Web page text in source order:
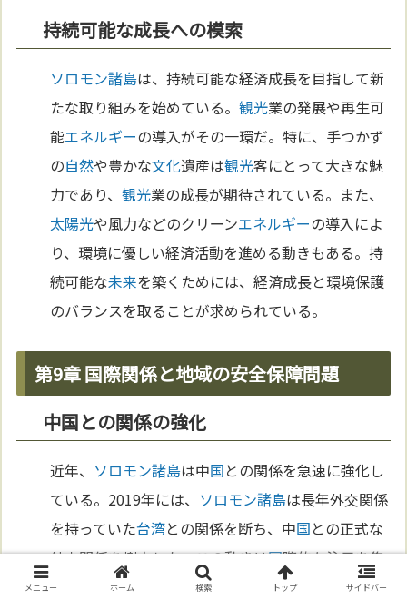
持続可能な成長への模索
ソロモン諸島は、持続可能な経済成長を目指して新
たな取り組みを始めている。観光業の発展や再生可
能エネルギーの導入がその一環だ。特に、手つかず
の自然や豊かな文化遺産は観光客にとって大きな魅
力であり、観光業の成長が期待されている。また、
太陽光や風力などのクリーンエネルギーの導入によ
り、環境に優しい経済活動を進める動きもある。持
続可能な未来を築くためには、経済成長と環境保護
のバランスを取ることが求められている。
第9章 国際関係と地域の安全保障問題
中国との関係の強化
近年、 ソロモン諸島は中国との関係を急速に強化し
ている。2019年には、 ソロモン諸島は長年外交関係
を持っていた台湾との関係を断ち、中国との正式な
外交関係を樹立した。この動きは国際的な注目を集
め、中
からの経済的な支援が期待されている。し
メニュー ホーム 検索 トップ サイドバー